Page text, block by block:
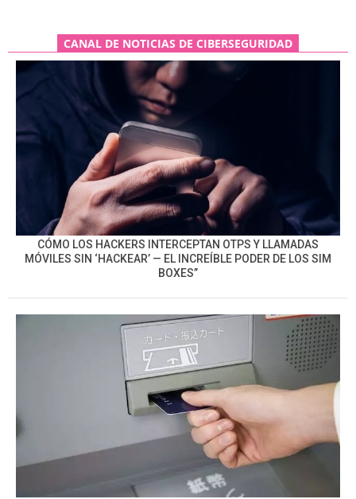
CANAL DE NOTICIAS DE CIBERSEGURIDAD
CÓMO LOS HACKERS INTERCEPTAN OTPS Y LLAMADAS
MÓVILES SIN ‘HACKEAR’ — EL INCREÍBLE PODER DE LOS SIM
BOXES”